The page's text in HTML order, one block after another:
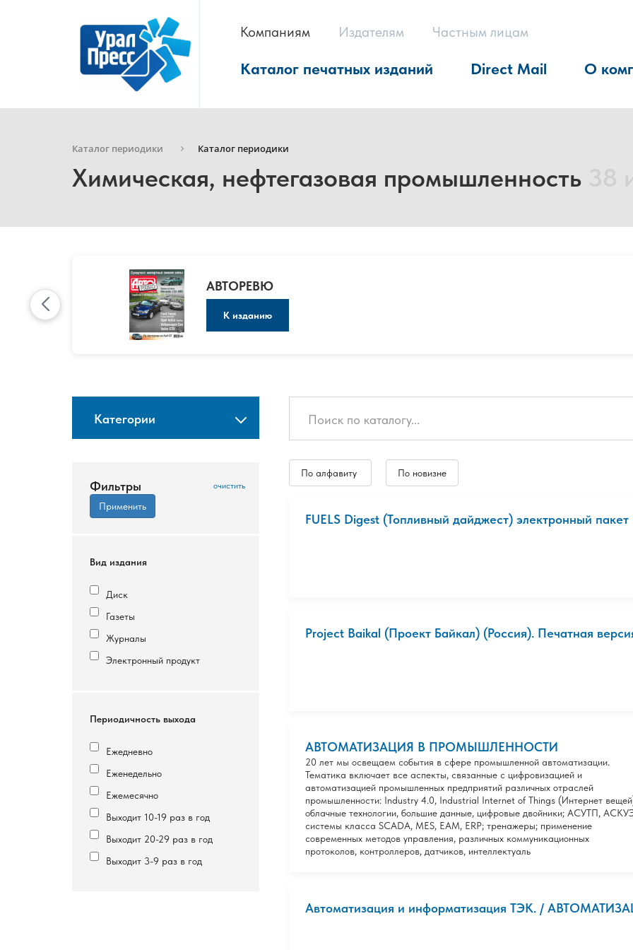
Компаниям Издателям Частным лицам
Каталог печатных изданий Direct Mail О
Каталог периодики Каталог периодики
Химическая, нефтегазовая промышленность
АВТОРЕВЮ
К изданию
Категории
Фильтры
Вид издания
Диск
Газеты
Журналы
Электронный продукт
Периодичность выхода
Ежедневно
Еженедельно
Ежемесячно
Выходит 10-19 раз в год
Выходит 20-29 раз в год
Выходит 3-9 раз в год
По алфавиту По новизне
FUELS Digest (Топливный дайджест) электронный
Project Baikal (Проект Байкал) (Россия). Печатная
АВТОМАТИЗАЦИЯ В ПРОМЫШЛЕННОСТИ
20 лет мы освещаем события в сфере промышленной автоматизации.
Тематика включает все аспекты, связанные с цифровизацией и
автоматизацией промышленных предприятий различных отраслей
промышленности: Industry 4.0, Industrial Internet of Things (Интернет
облачные технологии, большие данные, цифровые двойники; АСУТП,
системы класса SCADA, MES, EAM, ERP; тренажеры; применение
современных методов управления, различных коммуникационных
протоколов, контроллеров, датчиков, интеллектуаль
Автоматизация и информатизация ТЭК. /